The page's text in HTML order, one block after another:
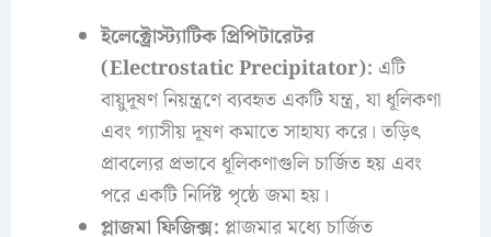
ইলেক্ট্রোস্ট্যাটিক প্রিপিটারেটর
(Electrostatic Precipitator): এটি
বায়ুদূষণ নিয়ন্ত্রণে ব্যবহৃত একটি যন্ত্র, যা ধূলিকণা
এবং গ্যাসীয় দূষণ কমাতে সাহায্য করে। তড়িৎ
প্রাবল্যের প্রভাবে ধূলিকণাগুলি চার্জিত হয় এবং
পরে একটি নির্দিষ্ট পৃষ্ঠে জমা হয়।
প্লাজমা ফিজিক্স: প্লাজমার মধ্যে চার্জিত